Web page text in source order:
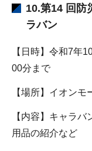
10.第14 回防
ラバン
【日時】令和7年
00分まで
【場所】イオン
【内容】キャラ
用品の紹介など